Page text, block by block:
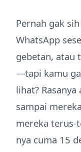
Pernah gak
WhatsApp
gebetan, atau
—tapi kamu
lihat?
sampai
mereka terus-
nya cuma 15